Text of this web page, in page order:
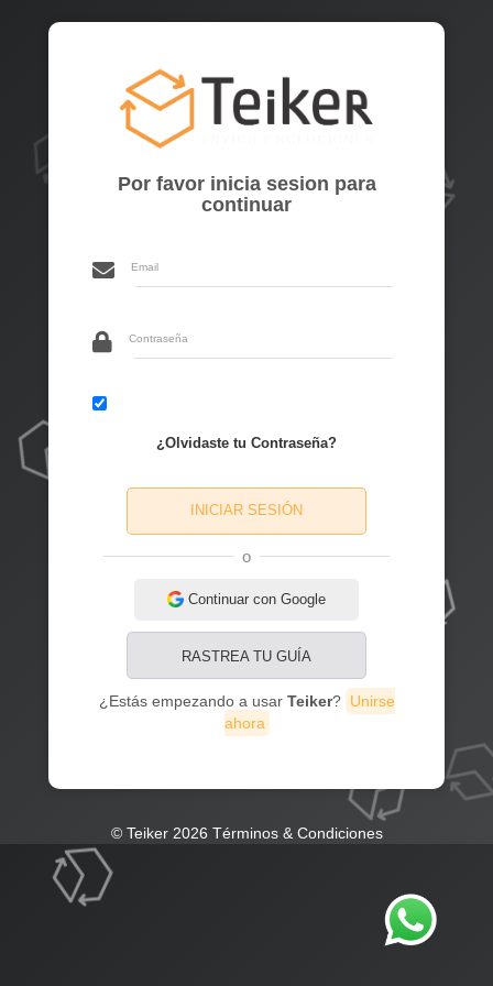
Por favor inicia sesion para
continuar
¿Olvidaste tu Contraseña?
INICIAR SESIÓN
o
Continuar con Google
RASTREA TU GUÍA
¿Estás empezando a usar Teiker? Unirse
ahora
© Teiker 2026 Términos & Condiciones